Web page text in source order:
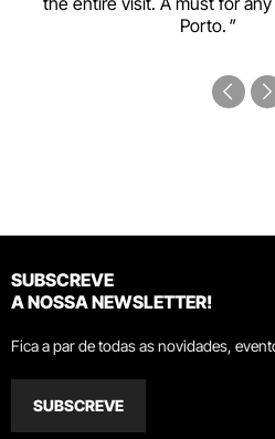
Porto.
SUBSCREVE
A NOSSA NEWSLETTER!
Fica a par de todas as novidades,
SUBSCREVE